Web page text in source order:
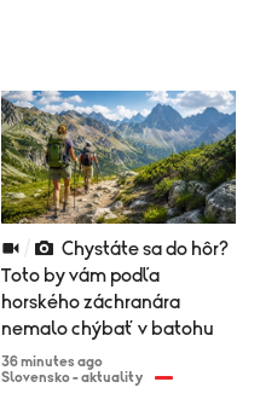
Toto by vám podľa
horského záchranára
nemalo chýbať v batohu
36 minutes ago
Slovensko - aktuality